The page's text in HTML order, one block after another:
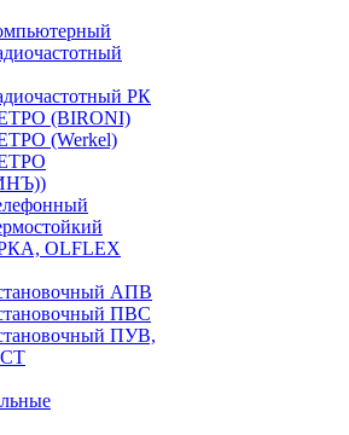
РК
(BIRONI)
(Werkel)
OLFLEX
АПВ
ПВС
ПУВ,